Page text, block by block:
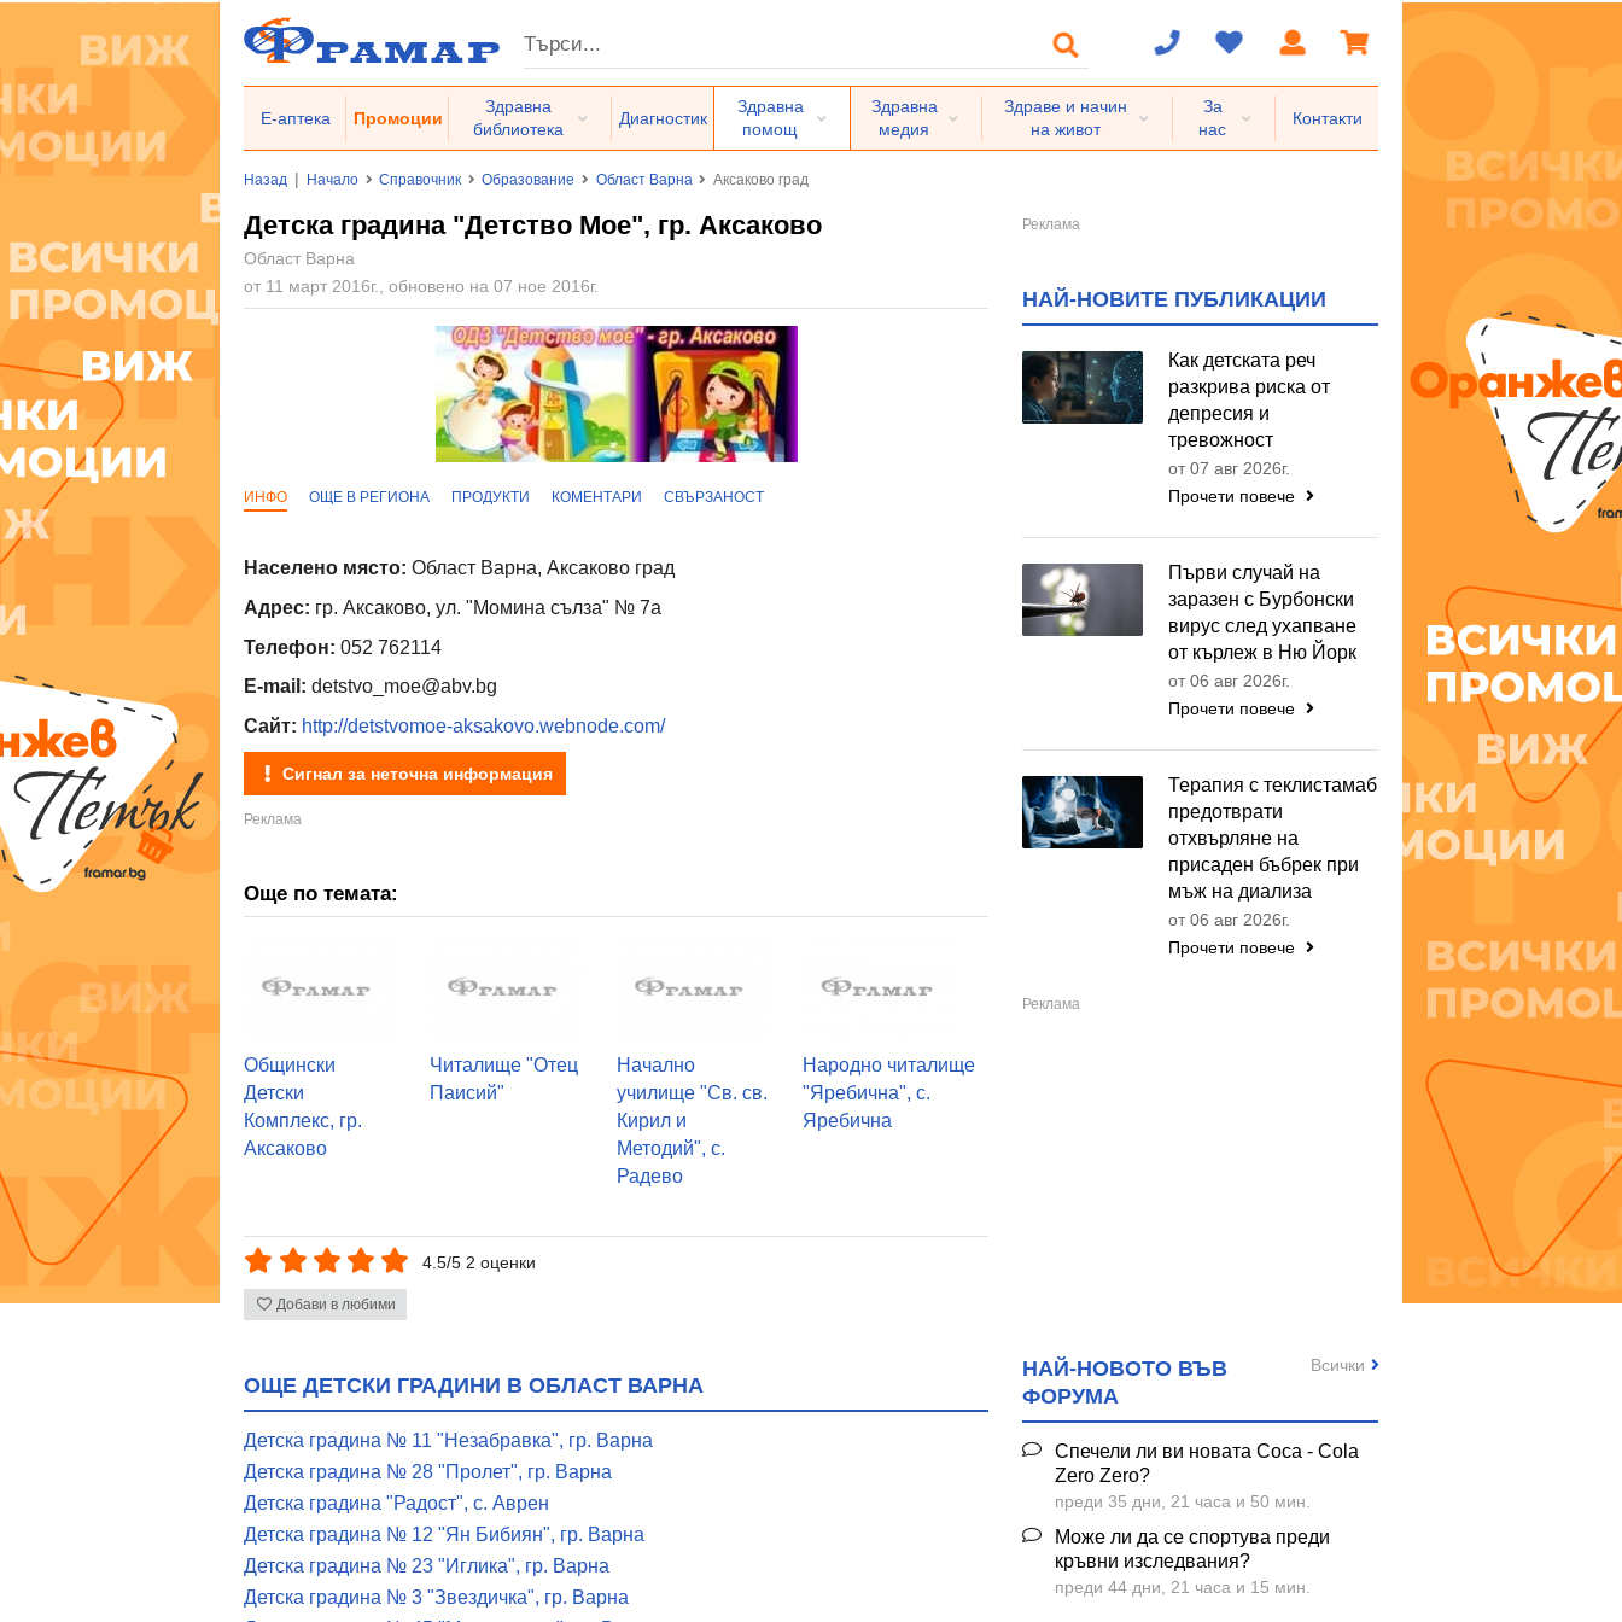
Е-аптека Промоции
Здравна
библиотека
Диагностик
Здравна
помощ
Здравна
медия
Здраве и начин
на живот
За
нас
Контакти
Назад | Начало Справочник Образование Област Варна Аксаково град
Детска градина "Детство Мое", гр. Аксаково
Област Варна
от 11 март 2016г., обновено на 07 ное 2016г.
ИНФО ОЩЕ В РЕГИОНА ПРОДУКТИ КОМЕНТАРИ СВЪРЗАНОСТ
Населено място: Област Варна, Аксаково град
Адрес: гр. Аксаково, ул. "Момина сълза" № 7а
Телефон: 052 762114
E-mail: detstvo_moe@abv.bg
Сайт: http://detstvomoe-aksakovo.webnode.com/
Сигнал за неточна информация
Още по темата:
Общински
Детски
Комплекс, гр.
Аксаково
Читалище "Отец
Паисий"
Начално
училище "Св. св.
Кирил и
Методий", с.
Радево
Народно читалище
"Яребична", с.
Яребична
4.5/5 2 оценки
Добави в любими
ОЩЕ ДЕТСКИ ГРАДИНИ В ОБЛАСТ ВАРНА
Детска градина № 11 "Незабравка", гр. Варна
Детска градина № 28 "Пролет", гр. Варна
Детска градина "Радост", с. Аврен
Детска градина № 12 "Ян Бибиян", гр. Варна
Детска градина № 23 "Иглика", гр. Варна
Детска градина № 3 "Звездичка", гр. Варна
НАЙ-НОВИТЕ ПУБЛИКАЦИИ
Как детската реч
разкрива риска от
депресия и
тревожност
от 07 авг 2026г.
Прочети повече
Първи случай на
заразен с Бурбонски
вирус след ухапване
от кърлеж в Ню Йорк
от 06 авг 2026г.
Прочети повече
Терапия с теклистамаб
предотврати
отхвърляне на
присаден бъбрек при
мъж на диализа
от 06 авг 2026г.
Прочети повече
НАЙ-НОВОТО ВЪВ
ФОРУМА
Спечели ли ви новата Coca - Cola
Zero Zero?
преди 35 дни, 21 часа и 50 мин.
Може ли да се спортува преди
кръвни изследвания?
преди 44 дни, 21 часа и 15 мин.
Всички